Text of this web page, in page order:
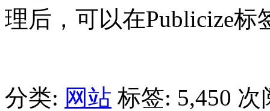
理后，可以在Publicize标
分类: 网站 标签: 5,450 次